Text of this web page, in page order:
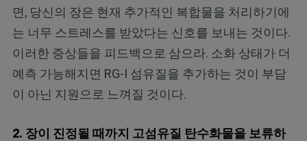
면, 당신의 장은 현재 추가적인 복합물을 처리하기에
는 너무 스트레스를 받았다는 신호를 보내는 것이다.
이러한 증상들을 피드백으로 삼으라. 소화 상태가 더
예측 가능해지면 RG-I 섬유질을 추가하는 것이 부담
이 아닌 지원으로 느껴질 것이다.
2. 장이 진정될 때까지 고섬유질 탄수화물을 보류하